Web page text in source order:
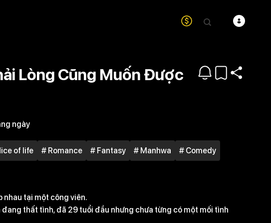
Lòng Cũng Muốn Được
ngày
of life # Romance # Fantasy # Manhwa # Comedy
nhau tại một công viên.
đang thất tình, đã 29 tuổi đầu nhưng chưa từng có một mối tình